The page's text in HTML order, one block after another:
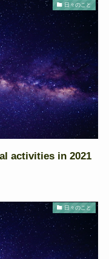
日々のこと
activities in 2021
日々のこと